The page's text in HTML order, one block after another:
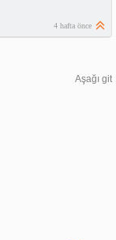
4 hafta önce
Aşağı git